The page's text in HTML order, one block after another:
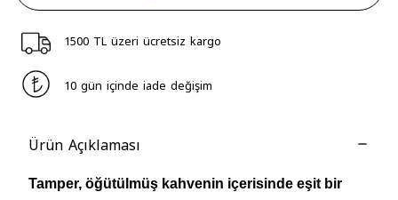
1500 TL üzeri ücretsiz kargo
10 gün içinde iade değişim
Ürün Açıklaması
Tamper, öğütülmüş kahvenin içerisinde eşit bir